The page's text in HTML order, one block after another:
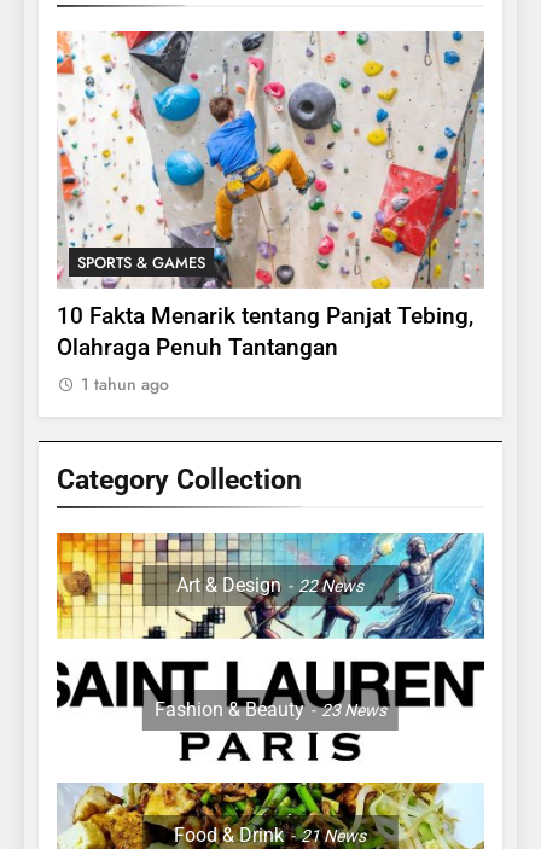
SPORTS & GAMES
10 Fakta Menarik tentang Panjat Tebing,
Olahraga Penuh Tantangan
1 tahun ago
Category Collection
Art & Design 22News
Fashion & Beauty 23News
Food & Drink 21News
Apakah Benar Gajah Takut
Dengan Tikus
ANIMALS
25
15 Fakta Menarik Tentang
Sapi Untuk Anak- anak
ANIMALS
26